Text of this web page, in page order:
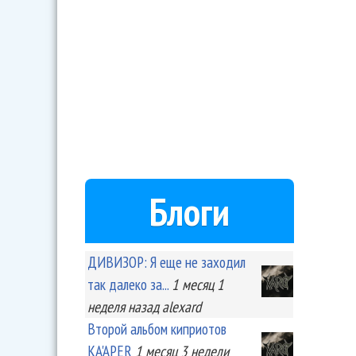
Блоги
ДИВИЗОР: Я еще не заходил
так далеко за... 1 месяц 1
неделяназад alexard
Второй альбом киприотов
KA'APER 1 месяц 3 недели